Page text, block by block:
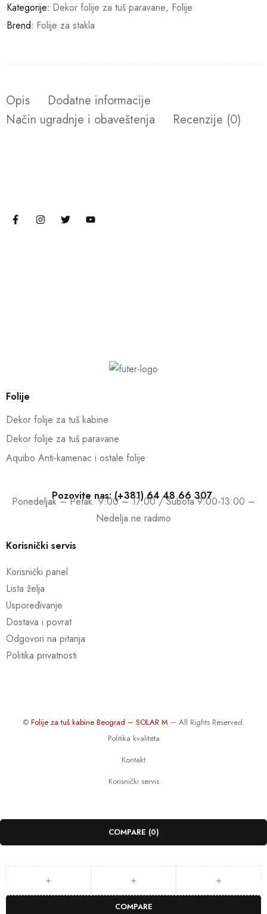
Kategorije: Dekor folije za tuš paravane, Folije
Brend: Folije za stakla
Opis
Dodatne informacije
Način ugradnje i obaveštenja
Recenzije (0)
Folije
Dekor folije za tuš kabine
Dekor folije za tuš paravane
Aquibo Anti-kamenac i ostale folije
Pozovite nas: (+381) 64 48 66 307
Ponedeljak – Petak: 9:00 – 17:00 / Subota 9:00-13:00 –
Nedelja ne radimo
Korisnički servis
Korisnički panel
Lista želja
Uspoređivanje
Dostava i povrat
Odgovori na pitanja
Politika privatnosti
© Folije za tuš kabine Beograd – SOLAR M – All Rights Reserved.
Politika kvaliteta
Kontakt
Korisnički servis
COMPARE (0)
COMPARE